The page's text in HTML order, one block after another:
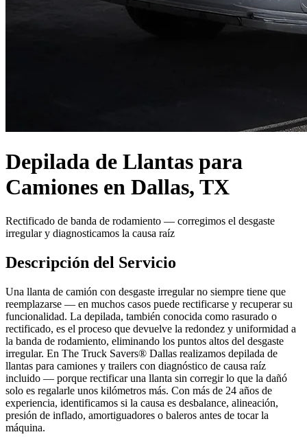
Depilada de Llantas para
Camiones en Dallas, TX
Rectificado de banda de rodamiento — corregimos el desgaste
irregular y diagnosticamos la causa raíz
Descripción del Servicio
Una llanta de camión con desgaste irregular no siempre tiene que
reemplazarse — en muchos casos puede rectificarse y recuperar su
funcionalidad. La depilada, también conocida como rasurado o
rectificado, es el proceso que devuelve la redondez y uniformidad a
la banda de rodamiento, eliminando los puntos altos del desgaste
irregular. En The Truck Savers® Dallas realizamos depilada de
llantas para camiones y trailers con diagnóstico de causa raíz
incluido — porque rectificar una llanta sin corregir lo que la dañó
solo es regalarle unos kilómetros más. Con más de 24 años de
experiencia, identificamos si la causa es desbalance, alineación,
presión de inflado, amortiguadores o baleros antes de tocar la
máquina.